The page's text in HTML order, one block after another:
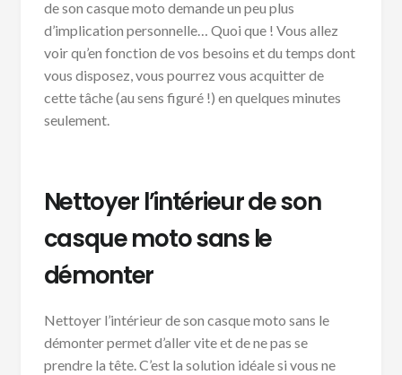
de son casque moto demande un peu plus
d’implication personnelle… Quoi que ! Vous allez
voir qu’en fonction de vos besoins et du temps dont
vous disposez, vous pourrez vous acquitter de
cette tâche (au sens figuré !) en quelques minutes
seulement.
Nettoyer l’intérieur de son
casque moto sans le
démonter
Nettoyer l’intérieur de son casque moto sans le
démonter permet d’aller vite et de ne pas se
prendre la tête. C’est la solution idéale si vous ne